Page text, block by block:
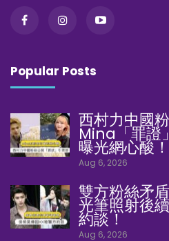
Popular Posts
西村力中國
Mina「罪證
曝光網心酸！
Aug 6, 2026
雙方粉絲矛
光筆照射後
約談！
Aug 6, 2026